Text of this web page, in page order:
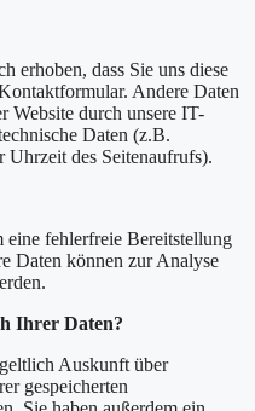
erhoben, dass Sie uns diese
Andere Daten
Website durch unsere IT-
Daten (z.B.
Uhrzeit des Seitenaufrufs).
fehlerfreie Bereitstellung
Daten können zur Analyse
Ihrer Daten?
Auskunft über
gespeicherten